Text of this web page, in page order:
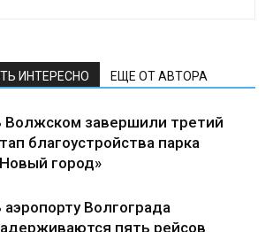
ИНТЕРЕСНО ЕЩЕ ОТ АВТОРА
Волжском завершили третий
благоустройства парка
город»
аэропорту Волгограда
пять рейсов